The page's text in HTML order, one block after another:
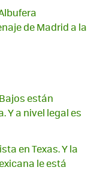
de Madrid a la
están
a nivel legal es
en Texas. Y la
le está